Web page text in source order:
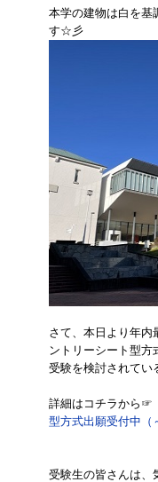
本学の建物は白を基
す☆彡
さて、本日より年内
ントリーシート型方
受験を検討されてい
詳細はコチラから☞
型方式出願受付中（
受験生の皆さんは、